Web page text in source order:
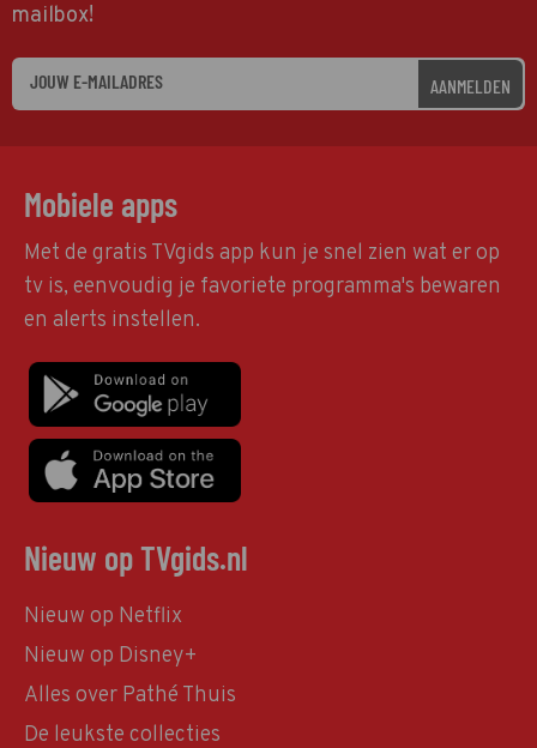
mailbox!
AANMELDEN
Mobiele apps
Met de gratis TVgids app kun je snel zien wat er op
tv is, eenvoudig je favoriete programma's bewaren
en alerts instellen.
Nieuw op TVgids.nl
Nieuw op Netflix
Nieuw op Disney+
Alles over Pathé Thuis
De leukste collecties